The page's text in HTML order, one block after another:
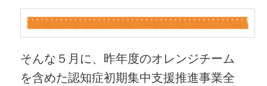
そんな５月に、昨年度のオレンジチーム
を含めた認知症初期集中支援推進事業全